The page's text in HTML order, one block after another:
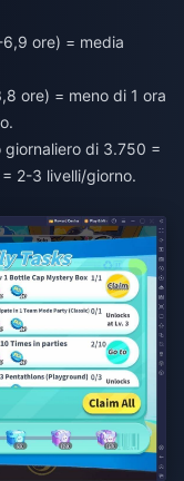
ore) = media
ore) = meno di 1 ora
di 3.750 =
2-3 livelli/giorno.